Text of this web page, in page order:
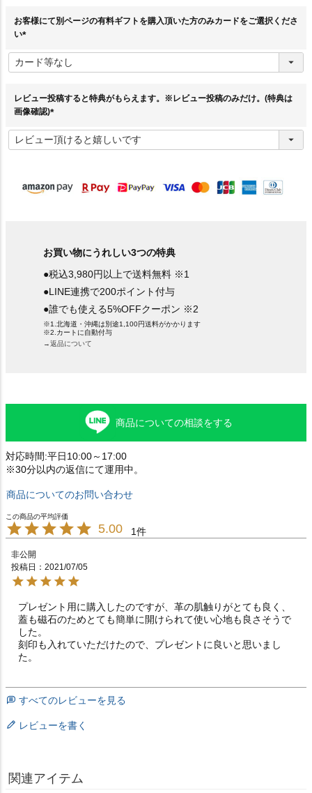
お客様にて別ページの有料ギフトを購入頂いた方のみカードをご選択くださ
い
必
須
レビュー投稿すると特典がもらえます。※レビュー投稿のみだけ。(特典は
画像確認)
必
須
お買い物にうれしい3つの特典
●税込3,980円以上で送料無料 ※1
●LINE連携で200ポイント付与
●誰でも使える5%OFFクーポン ※2
※1.北海道・沖縄は別途1,100円送料がかかります
※2.カートに自動付与
→返品について
商品についての相談をする
対応時間:平日10:00～17:00
※30分以内の返信にて運用中。
商品についてのお問い合わせ
5.00 1
非公開
投稿日
2021/07/05
プレゼント用に購入したのですが、革の肌触りがとても良く、
蓋も磁石のためとても簡単に開けられて使い心地も良さそうで
した。
刻印も入れていただけたので、プレゼントに良いと思いまし
た。
すべてのレビューを見る
レビューを書く
関連アイテム